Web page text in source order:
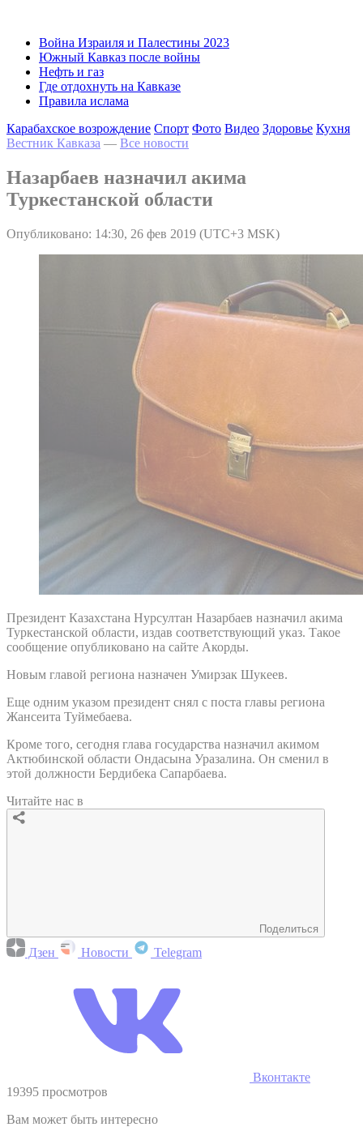
Война Израиля и Палестины 2023
Южный Кавказ после войны
Нефть и газ
Где отдохнуть на Кавказе
Правила ислама
Карабахское возрождение Спорт Фото Видео Здоровье Кухня
Вестник Кавказа — Все новости
Назарбаев назначил акима
Туркестанской области
Опубликовано: 14:30, 26 фев 2019 (UTC+3 MSK)
Президент Казахстана Нурсултан Назарбаев назначил акима
Туркестанской области, издав соответствующий указ. Такое
сообщение опубликовано на сайте Акорды.
Новым главой региона назначен Умирзак Шукеев.
Еще одним указом президент снял с поста главы региона
Жансеита Туймебаева.
Кроме того, сегодня глава государства назначил акимом
Актюбинской области Ондасына Уразалина. Он сменил в
этой должности Бердибека Сапарбаева.
Читайте нас в
Поделиться
Дзен Новости Telegram
Вконтакте
19395 просмотров
Вам может быть интересно